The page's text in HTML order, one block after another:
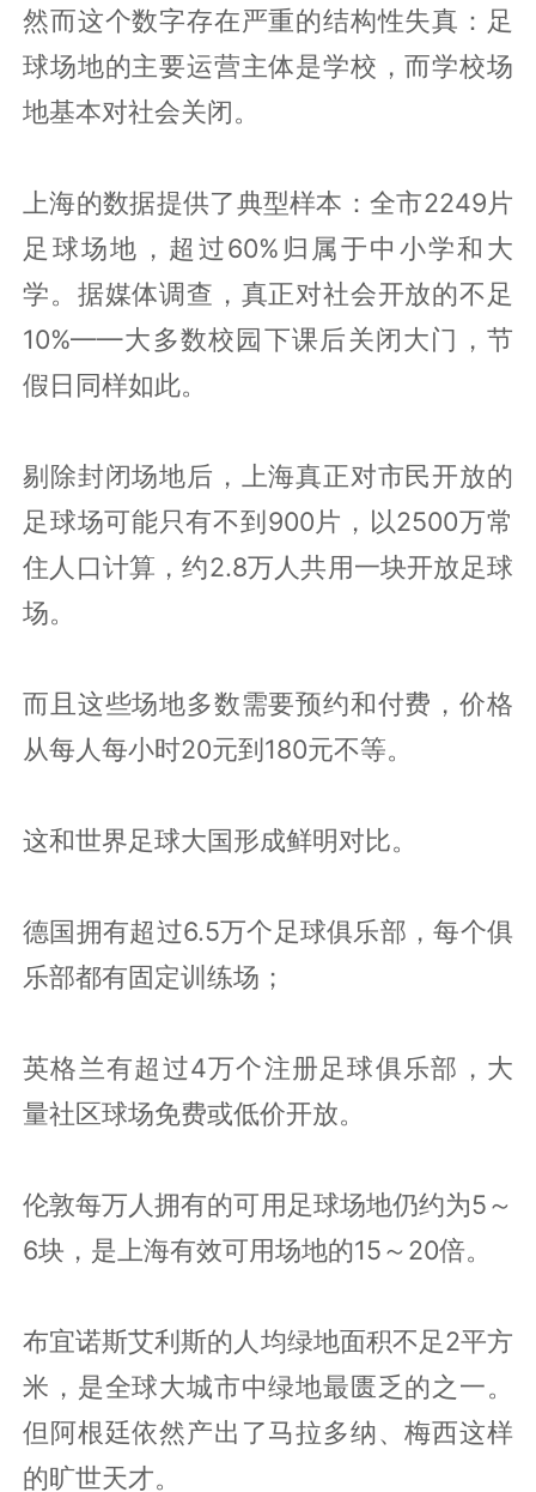
然而这个数字存在严重的结构性失真：足
球场地的主要运营主体是学校，而学校场
地基本对社会关闭。
上海的数据提供了典型样本：全市2249片
足球场地，超过60%归属于中小学和大
学。据媒体调查，真正对社会开放的不足
10%——大多数校园下课后关闭大门，节
假日同样如此。
剔除封闭场地后，上海真正对市民开放的
足球场可能只有不到900片，以2500万常
住人口计算，约2.8万人共用一块开放足球
场。
而且这些场地多数需要预约和付费，价格
从每人每小时20元到180元不等。
这和世界足球大国形成鲜明对比。
德国拥有超过6.5万个足球俱乐部，每个俱
乐部都有固定训练场；
英格兰有超过4万个注册足球俱乐部，大
量社区球场免费或低价开放。
伦敦每万人拥有的可用足球场地仍约为5～
6块，是上海有效可用场地的15～20倍。
布宜诺斯艾利斯的人均绿地面积不足2平方
米，是全球大城市中绿地最匮乏的之一。
但阿根廷依然产出了马拉多纳、梅西这样
的旷世天才。